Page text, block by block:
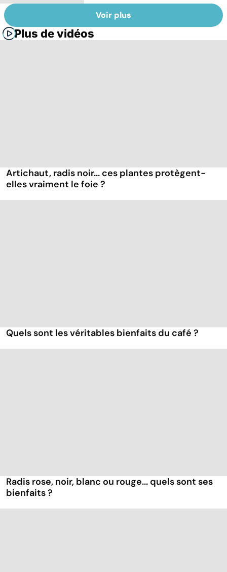
Voir plus
Plus de vidéos
Artichaut, radis noir... ces plantes protègent-
elles vraiment le foie ?
Quels sont les véritables bienfaits du café ?
Radis rose, noir, blanc ou rouge... quels sont ses
bienfaits ?